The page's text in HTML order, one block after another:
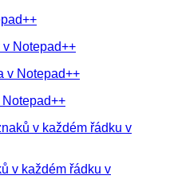
Notepad++
v Notepad++
v každém řádku v
v každém řádku v